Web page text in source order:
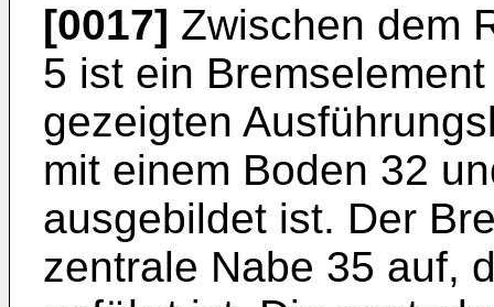
[0017] Zwischen dem
5 ist ein
gezeigten
mit einem Boden 32
ausgebildet ist. Der
zentrale Nabe 35 auf,